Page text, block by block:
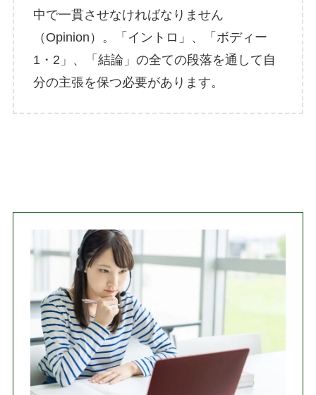
中で一貫させなければなりません
（Opinion）。「イントロ」、「ボディー
1・2」、「結論」の全ての段落を通して自
分の主張を保つ必要があります。